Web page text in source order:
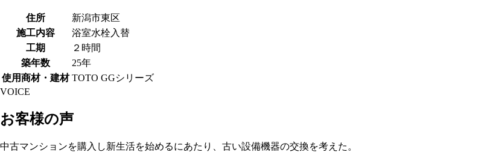
住所
新潟市東区
施工内容
浴室水栓入替
工期
２時間
築年数
25年
使用商材・建材 TOTO GGシリーズ
VOICE
お客様の声
中古マンションを購入し新生活を始めるにあたり、古い設備機器の交換を考えた。